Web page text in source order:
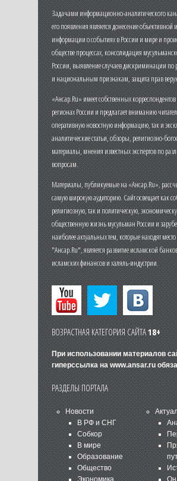
Задачами информационно-аналитического
его появления является донесение объективной
информации о событиях в России и мире и
обществе процессах, консолидация
России, выявление случаев дискриминации
и национальным признакам, защита прав
«Ансар.Ru» имеет собственных
регионах России и предлагает вниманию
оперативную новостную информацию, так и
аналитические статьи, обзоры, религиозно-
материалы, мнения известных экспертов по
вопросам.
Материалы, публикуемые на «Ансар.Ru»,
самую широкую аудиторию. Сайт освещает как
религиозную, так и политическую,
общественную жизнь мусульман России и
наиболее актуальных тем, которые находят
"Ансар.Ru", является развитие исламской
исламских финансов и халяль-индустрии.
ВОЗРАСТНАЯ КАТЕГОРИЯ САЙТА18+
При использовании материалов
гиперссылка на www.ansar.ru
РАЗДЕЛЫ ПОРТАЛА
Новости
В РФ и СНГ
Собкор
В мире
Образование
Общество
Экономика